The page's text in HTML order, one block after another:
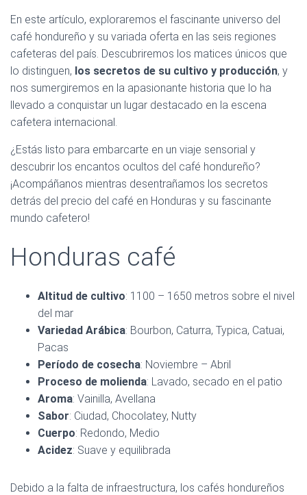
En este artículo, exploraremos el fascinante universo del
café hondureño y su variada oferta en las seis regiones
cafeteras del país. Descubriremos los matices únicos que
lo distinguen, los secretos de su cultivo y producción, y
nos sumergiremos en la apasionante historia que lo ha
llevado a conquistar un lugar destacado en la escena
cafetera internacional.
¿Estás listo para embarcarte en un viaje sensorial y
descubrir los encantos ocultos del café hondureño?
¡Acompáñanos mientras desentrañamos los secretos
detrás del precio del café en Honduras y su fascinante
mundo cafetero!
Honduras café
Altitud de cultivo: 1100 – 1650 metros sobre el nivel
del mar
Variedad Arábica: Bourbon, Caturra, Typica, Catuai,
Pacas
Período de cosecha: Noviembre – Abril
Proceso de molienda: Lavado, secado en el patio
Aroma: Vainilla, Avellana
Sabor: Ciudad, Chocolatey, Nutty
Cuerpo: Redondo, Medio
Acidez: Suave y equilibrada
Debido a la falta de infraestructura, los cafés hondureños